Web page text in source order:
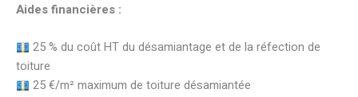
Aides financières :
25 % du coût HT du désamiantage et de la réfection de
toiture
25 €/m² maximum de toiture désamiantée